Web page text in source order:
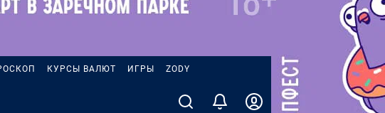
КУРСЫ ВАЛЮТ ИГРЫ ZODY